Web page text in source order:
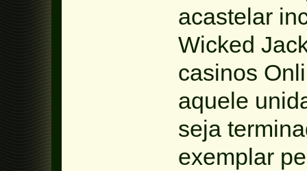
acastelar
Wicked
casinos
aquele
seja
exemplar